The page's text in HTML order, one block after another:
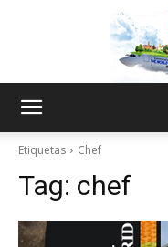
Etiquetas Chef
Tag: chef